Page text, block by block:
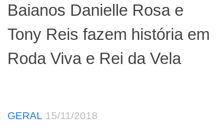
Baianos Danielle Rosa e
Tony Reis fazem história em
Roda Viva e Rei da Vela
GERAL 15/11/2018